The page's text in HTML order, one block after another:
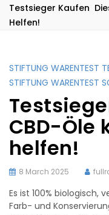
Testsieger Kaufen
Helfen!
STIFTUNG WARENTEST
STIFTUNG WARENTEST
CBD-Öle
helfen!
8 March 2025
Es ist 100% biologisch,
Farb- und